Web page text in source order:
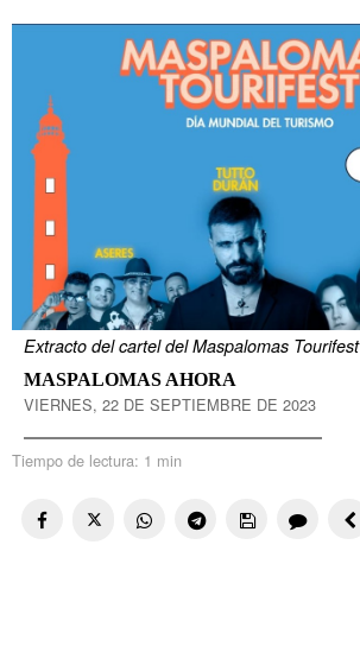
Extracto del cartel del Maspalomas Tourifest
MASPALOMAS AHORA
VIERNES, 22 DE SEPTIEMBRE DE 2023
Tiempo de lectura: 1 min